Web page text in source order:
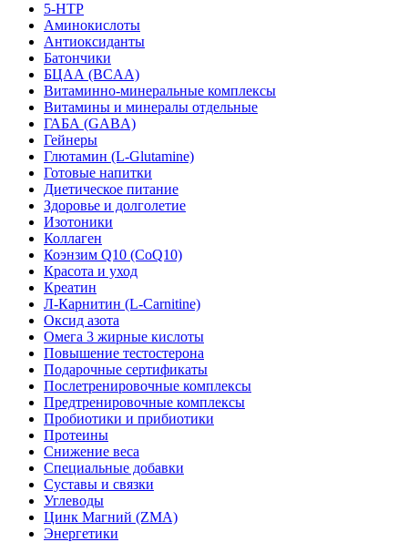
5-HTP
Аминокислоты
Антиоксиданты
Батончики
БЦАА (BCAA)
Витаминно-минеральные комплексы
Витамины и минералы отдельные
ГАБА (GABA)
Гейнеры
Глютамин (L-Glutamine)
Готовые напитки
Диетическое питание
Здоровье и долголетие
Изотоники
Коллаген
Коэнзим Q10 (CoQ10)
Красота и уход
Креатин
Л-Карнитин (L-Сarnitine)
Оксид азота
Омега 3 жирные кислоты
Повышение тестостерона
Подарочные сертификаты
Послетренировочные комплексы
Предтренировочные комплексы
Пробиотики и прибиотики
Протеины
Снижение веса
Специальные добавки
Суставы и связки
Углеводы
Цинк Магний (ZMA)
Энергетики